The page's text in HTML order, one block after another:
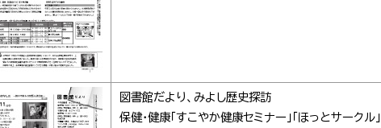
図書館だより、みよし歴史探訪
保健・健康「すこやか健康セミナー」「ほっとサークル」